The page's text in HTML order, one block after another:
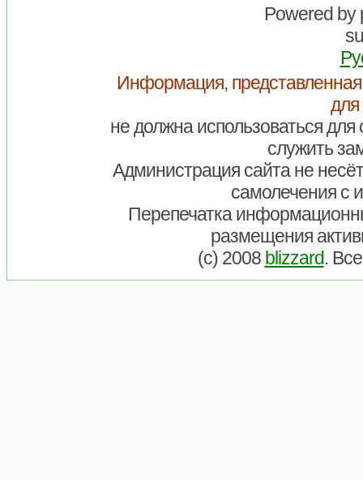
Powered by
Информация,
для
не должна использоваться
служить
Администрация сайта не
самолечения с
Перепечатка
размещения
(c) 2008 blizzard.